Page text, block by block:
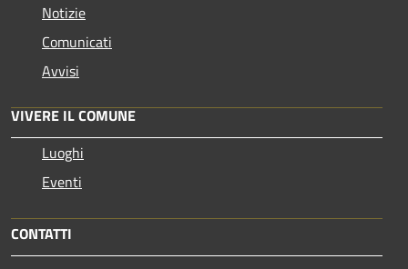
Notizie
Comunicati
Avvisi
VIVERE IL COMUNE
Luoghi
Eventi
CONTATTI